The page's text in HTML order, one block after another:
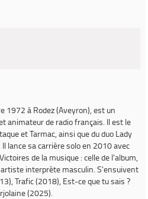
1972 à Rodez (Aveyron), est un
animateur de radio français. Il est le
et Tarmac, ainsi que du duo Lady
lance sa carrière solo en 2010 avec
de la musique : celle de l'album,
interprète masculin. S'ensuivent
Trafic(2018), Est-ce que tu sais ?
(2025).